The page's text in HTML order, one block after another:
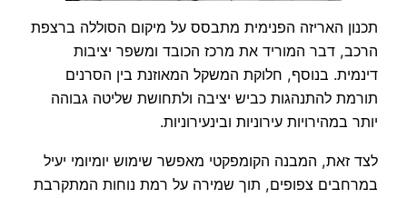
תכנון האריזה הפנימית מתבסס על מיקום הסוללה ברצפת
הרכב, דבר המוריד את מרכז הכובד ומשפר יציבות
דינמית. בנוסף, חלוקת המשקל המאוזנת בין הסרנים
תורמת להתנהגות כביש יציבה ולתחושת שליטה גבוהה
יותר במהירויות עירוניות ובינעירוניות.
לצד זאת, המבנה הקומפקטי מאפשר שימוש יומיומי יעיל
במרחבים צפופים, תוך שמירה על רמת נוחות המתקרבת